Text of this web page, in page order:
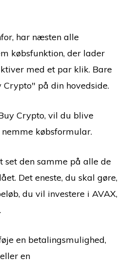
har næsten alle
købsfunktion, der lader
med et par klik. Bare
Crypto" på din hovedside.
Crypto, vil du blive
købsformular.
set den samme på alle de
Det eneste, du skal gøre,
du vil investere i AVAX,
en betalingsmulighed,
en